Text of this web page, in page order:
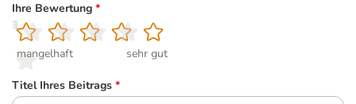
Ihre Bewertung *
1
mangelhaft
2
3
4
5
sehr gut
Titel Ihres Beitrags *